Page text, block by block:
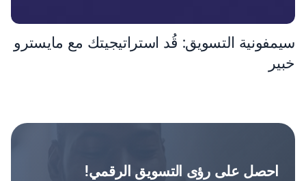
سيمفونية التسويق: قُد استراتيجيتك مع مايسترو
خبير
احصل على رؤى التسويق الرقمي!